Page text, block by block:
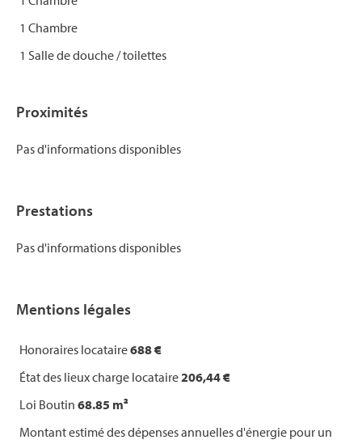
1 Chambre
1 Salle de douche / toilettes
Proximités
Pas d'informations disponibles
Prestations
Pas d'informations disponibles
Mentions légales
Honoraires locataire688 €
État des lieux charge locataire206,44 €
Loi Boutin 68.85 m²
Montant estimé des dépenses annuelles d'énergie pour un